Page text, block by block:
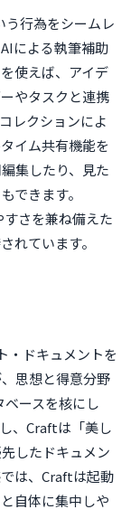
行為をシームレ
による執筆補助
使えば、アイデ
やタスクと連携
レクションによ
イム共有機能を
集したり、見た
できます。
さを兼ね備えた
れています。
・ドキュメントを
思想と得意分野
ースを核にし
、Craftは「美し
したドキュメン
は、Craftは起動
自体に集中しや